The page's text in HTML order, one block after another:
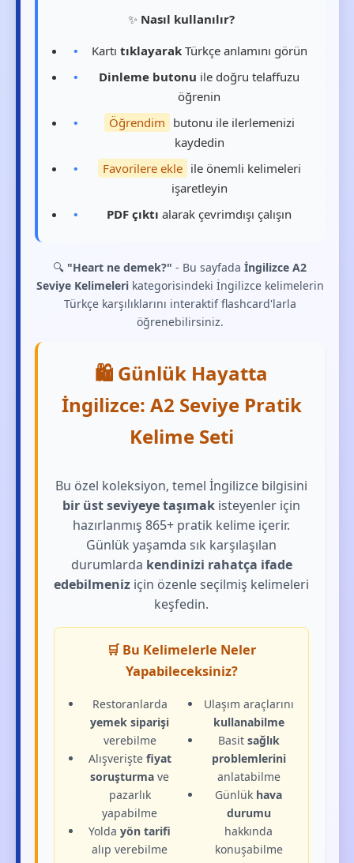
✨ Nasıl kullanılır?
Kartı tıklayarakTürkçe anlamını görün
Dinleme butonu ile doğru telaffuzu
öğrenin
Öğrendim butonu ile ilerlemenizi
kaydedin
Favorilere ekle ile önemli kelimeleri
işaretleyin
PDF çıktı alarak çevrimdışı çalışın
🔍 "Heart ne demek?" - Bu sayfadaİngilizce A2
Seviye Kelimelerikategorisindeki İngilizce kelimelerin
Türkçe karşılıklarını interaktif flashcard'larla
öğrenebilirsiniz.
🛍️ Günlük Hayatta
İngilizce: A2 Seviye Pratik
Kelime Seti
Bu özel koleksiyon, temel İngilizce bilgisini
bir üst seviyeye taşımak isteyenler için
hazırlanmış 865+ pratik kelime içerir.
Günlük yaşamda sık karşılaşılan
durumlarda kendinizi rahatça ifade
edebilmeniz için özenle seçilmiş kelimeleri
keşfedin.
🛒 Bu Kelimelerle Neler
Yapabileceksiniz?
Restoranlarda
yemek siparişi
verebilme
Alışverişte fiyat
soruşturma ve
pazarlık
yapabilme
Yoldayön tarifi
alıp verebilme
Ulaşım araçlarını
kullanabilme
Basit sağlık
problemlerini
anlatabilme
Günlük hava
durumu
hakkında
konuşabilme